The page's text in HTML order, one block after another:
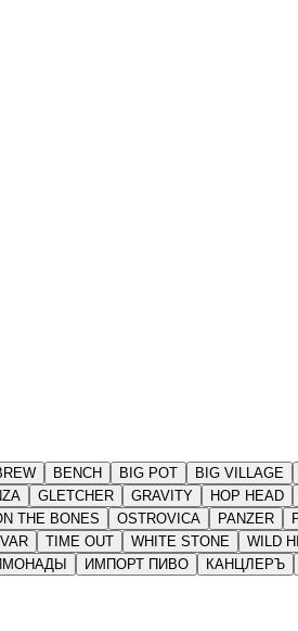
BENCH BIG POT BIG VILLAGE
GLETCHER GRAVITY HOP HEAD
THE BONES OSTROVICA PANZER
TIME OUT WHITE STONE WILD
ИМПОРТ ПИВО КАНЦЛЕРЪ